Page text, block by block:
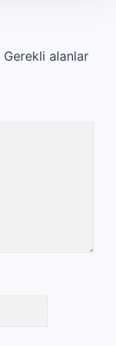
Gerekli alanlar